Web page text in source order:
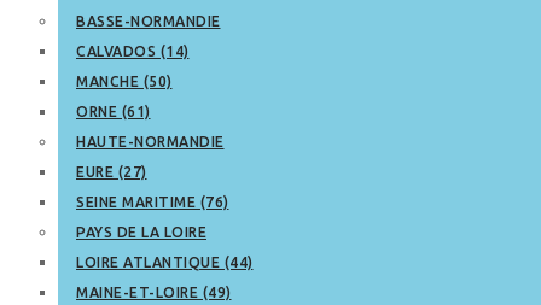
BASSE-NORMANDIE
CALVADOS (14)
MANCHE (50)
ORNE (61)
HAUTE-NORMANDIE
EURE (27)
SEINE MARITIME (76)
PAYS DE LA LOIRE
LOIRE ATLANTIQUE (44)
MAINE-ET-LOIRE (49)